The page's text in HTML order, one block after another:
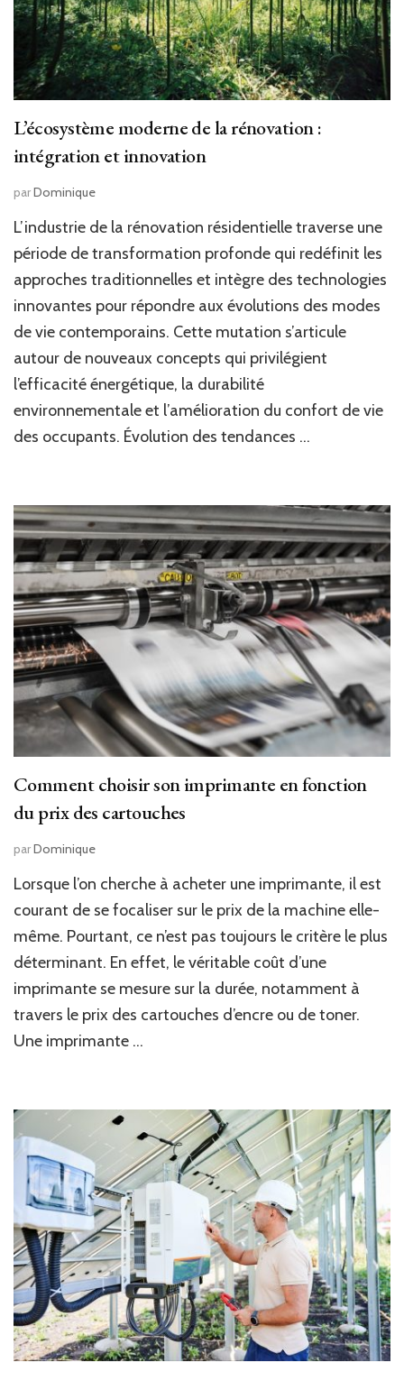
L’écosystème moderne de la rénovation :
intégration et innovation
parDominique
L’industrie de la rénovation résidentielle traverse une
période de transformation profonde qui redéfinit les
approches traditionnelles et intègre des technologies
innovantes pour répondre aux évolutions des modes
de vie contemporains. Cette mutation s’articule
autour de nouveaux concepts qui privilégient
l’efficacité énergétique, la durabilité
environnementale et l’amélioration du confort de vie
des occupants. Évolution des tendances …
Comment choisir son imprimante en fonction
du prix des cartouches
parDominique
Lorsque l’on cherche à acheter une imprimante, il est
courant de se focaliser sur le prix de la machine elle-
même. Pourtant, ce n’est pas toujours le critère le plus
déterminant. En effet, le véritable coût d’une
imprimante se mesure sur la durée, notamment à
travers le prix des cartouches d’encre ou de toner.
Une imprimante …